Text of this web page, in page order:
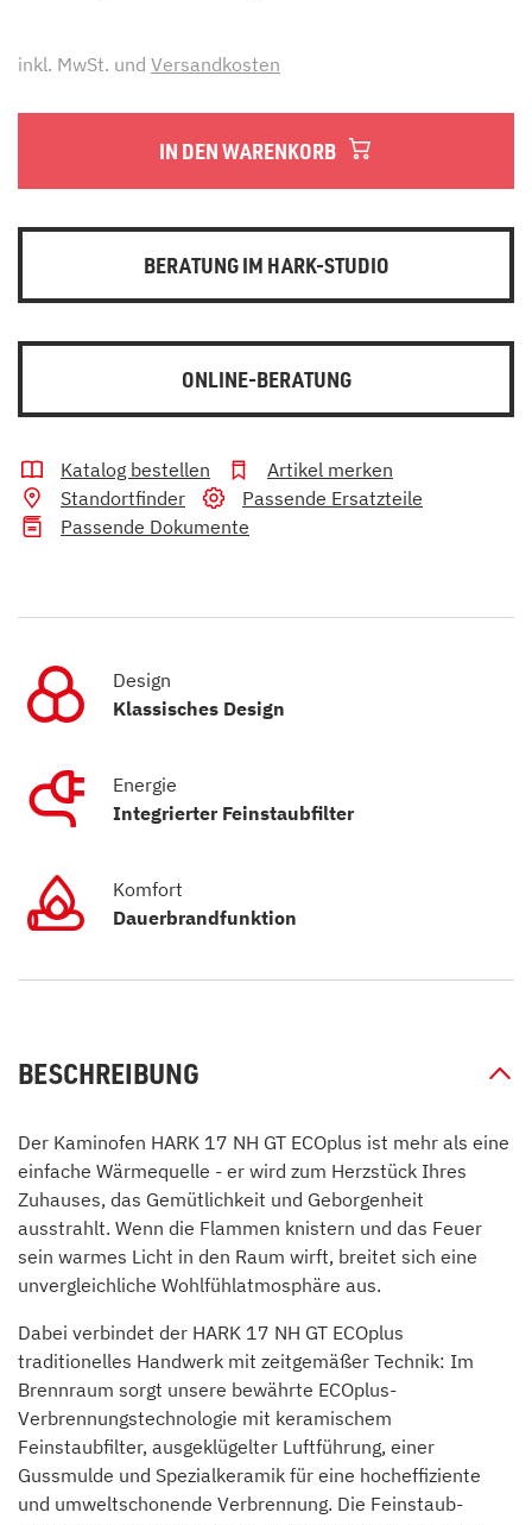
inkl. MwSt. und Versandkosten
IN DEN WARENKORB
BERATUNG IM HARK-STUDIO
ONLINE-BERATUNG
Katalog bestellen
Artikel merken
Standortfinder
Passende Ersatzteile
Passende Dokumente
Design
Klassisches Design
Energie
Integrierter Feinstaubfilter
Komfort
Dauerbrandfunktion
BESCHREIBUNG
Der Kaminofen HARK 17 NH GT ECOplus ist mehr als eine
einfache Wärmequelle - er wird zum Herzstück Ihres
Zuhauses, das Gemütlichkeit und Geborgenheit
ausstrahlt. Wenn die Flammen knistern und das Feuer
sein warmes Licht in den Raum wirft, breitet sich eine
unvergleichliche Wohlfühlatmosphäre aus.
Dabei verbindet der HARK 17 NH GT ECOplus
traditionelles Handwerk mit zeitgemäßer Technik: Im
Brennraum sorgt unsere bewährte ECOplus-
Verbrennungstechnologie mit keramischem
Feinstaubfilter, ausgeklügelter Luftführung, einer
Gussmulde und Spezialkeramik für eine hocheffiziente
und umweltschonende Verbrennung. Die Feinstaub-